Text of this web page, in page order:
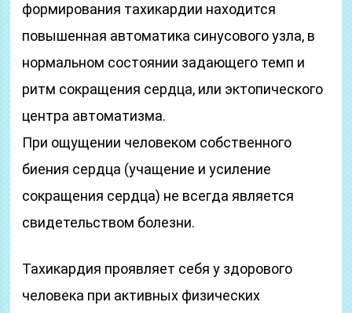
формирования тахикардии находится
повышенная автоматика синусового узла, в
нормальном состоянии задающего темп и
ритм сокращения сердца, или эктопического
центра автоматизма.
При ощущении человеком собственного
биения сердца (учащение и усиление
сокращения сердца) не всегда является
свидетельством болезни.
Тахикардия проявляет себя у здорового
человека при активных физических